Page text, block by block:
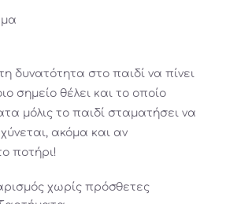
δυνατότητα στο παιδί να πίνει
σημείο θέλει και το οποίο
μόλις το παιδί σταματήσει να
ακόμα και αν
ποτήρι!
χωρίς πρόσθετες